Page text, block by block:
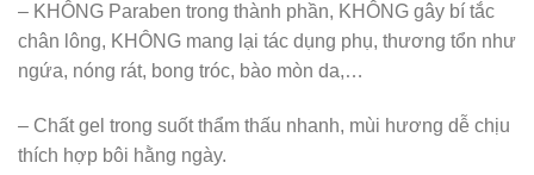
– KHÔNG Paraben trong thành phần, KHÔNG gây bí tắc
chân lông, KHÔNG mang lại tác dụng phụ, thương tổn như
ngứa, nóng rát, bong tróc, bào mòn da,…
– Chất gel trong suốt thẩm thấu nhanh, mùi hương dễ chịu
thích hợp bôi hằng ngày.